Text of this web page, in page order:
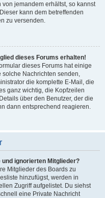
jemandem erhältst, so kannst
kann dem betreffenden
zu versenden.
dieses Forums erhalten!
dieses Forums hat einige
solche Nachrichten senden,
die komplette E-Mail, die
ganz wichtig, die Kopfzeilen
über den Benutzer, der die
dann entsprechend reagieren.
und ignorierten Mitglieder?
Mitglieder des Boards zu
hinzufügst, werden in
Zugriff aufgelistet. Du siehst
eine Private Nachricht